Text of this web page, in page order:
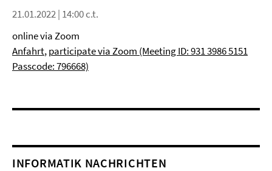
21.01.2022 | 14:00 c.t.
online via Zoom
Anfahrt,participate via Zoom (Meeting ID: 931 3986 5151
Passcode: 796668)
INFORMATIK NACHRICHTEN